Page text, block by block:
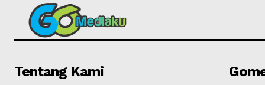
Tentang Kami